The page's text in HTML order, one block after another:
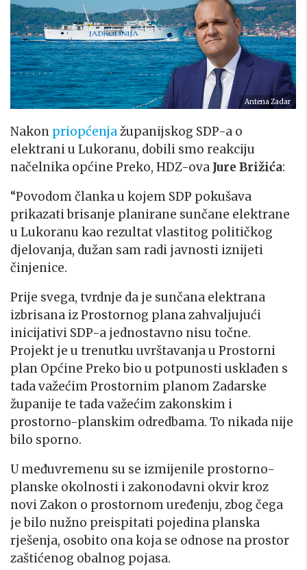
Antena Zadar
Nakon priopćenjažupanijskog SDP-a o
elektrani u Lukoranu, dobili smo reakciju
načelnika općine Preko, HDZ-ova Jure Brižića:
“Povodom članka u kojem SDP pokušava
prikazati brisanje planirane sunčane elektrane
u Lukoranu kao rezultat vlastitog političkog
djelovanja, dužan sam radi javnosti iznijeti
činjenice.
Prije svega, tvrdnje da je sunčana elektrana
izbrisana iz Prostornog plana zahvaljujući
inicijativi SDP-a jednostavno nisu točne.
Projekt je u trenutku uvrštavanja u Prostorni
plan Općine Preko bio u potpunosti usklađen s
tada važećim Prostornim planom Zadarske
županije te tada važećim zakonskim i
prostorno-planskim odredbama. To nikada nije
bilo sporno.
U međuvremenu su se izmijenile prostorno-
planske okolnosti i zakonodavni okvir kroz
novi Zakon o prostornom uređenju, zbog čega
je bilo nužno preispitati pojedina planska
rješenja, osobito ona koja se odnose na prostor
zaštićenog obalnog pojasa.